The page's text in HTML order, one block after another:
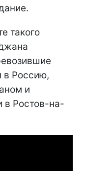
такого
в Россию,
и
в Ростов-на-